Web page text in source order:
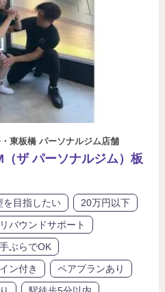
ィ充実
テイン付き
デル体型を目指したい
体験トレーニング無料
OK
OK 水素水あり
返金保証あり
5分以内
東板橋 パーソナルジム店舗
ザ パーソナルジム）板
を目指したい
20万円以下
リバウンドサポート
手ぶらでOK
ン付き
ペアプランあり